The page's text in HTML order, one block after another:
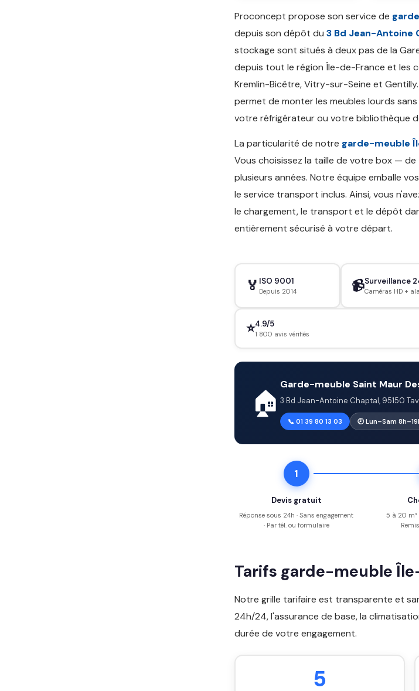
Proconcept propose son service de
depuis son dépôt du 3 Bd Jean-Antoine
stockage sont situés à deux pas de la
depuis tout le région Île-de-France et les
Kremlin-Bicêtre, Vitry-sur-Seine et
permet de monter les meubles lourds
votre réfrigérateur ou votre bibliothèque
La particularité de notre garde-meuble
Vous choisissez la taille de votre box —
plusieurs années. Notre équipe emballe
le service transport inclus. Ainsi, vous
le chargement, le transport et le dépôt
entièrement sécurisé à votre départ.
🏅 ISO 9001
Depuis 2014 📹Surveillance
Caméras HD +
⭐4.9/5
1 800 avis vérifiés
🏠
Garde-meuble Saint Maur
3 Bd Jean-Antoine Chaptal, 95150
📞 01 39 80 13 03 🕗 Lun–Sam
1
Devis gratuit
Réponse sous 24h · Sans engagement
· Par tél. ou formulaire
5 à 20 m³
Tarifs garde-meuble
Notre grille tarifaire est transparente et
24h/24, l'assurance de base, la
durée de votre engagement.
5